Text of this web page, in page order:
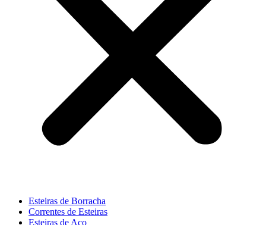
Esteiras de Borracha
Correntes de Esteiras
Esteiras de Aço